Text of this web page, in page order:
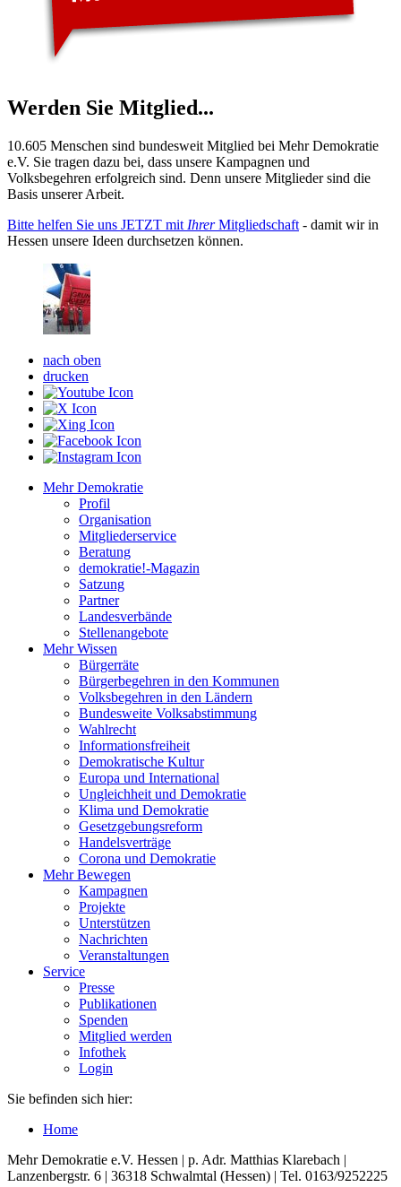
Werden Sie Mitglied...
10.605 Menschen sind bundesweit Mitglied bei Mehr Demokratie
e.V. Sie tragen dazu bei, dass unsere Kampagnen und
Volksbegehren erfolgreich sind. Denn unsere Mitglieder sind die
Basis unserer Arbeit.
Bitte helfen Sie uns JETZT mit IhrerMitgliedschaft - damit wir in
Hessen unsere Ideen durchsetzen können.
nach oben
drucken
Mehr Demokratie
Profil
Organisation
Mitgliederservice
Beratung
demokratie!-Magazin
Satzung
Partner
Landesverbände
Stellenangebote
Mehr Wissen
Bürgerräte
Bürgerbegehren in den Kommunen
Volksbegehren in den Ländern
Bundesweite Volksabstimmung
Wahlrecht
Informationsfreiheit
Demokratische Kultur
Europa und International
Ungleichheit und Demokratie
Klima und Demokratie
Gesetzgebungsreform
Handelsverträge
Corona und Demokratie
Mehr Bewegen
Kampagnen
Projekte
Unterstützen
Nachrichten
Veranstaltungen
Service
Presse
Publikationen
Spenden
Mitglied werden
Infothek
Login
Sie befinden sich hier:
Home
Mehr Demokratie e.V. Hessen | p. Adr. Matthias Klarebach |
Lanzenbergstr. 6 | 36318 Schwalmtal (Hessen) | Tel. 0163/9252225